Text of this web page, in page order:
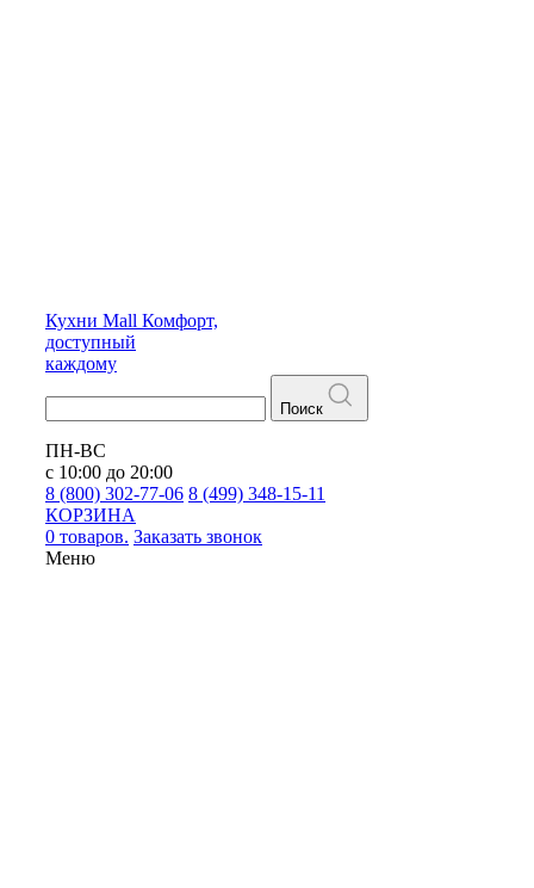
Кухни Mall Комфорт,
доступный
каждому
Поиск
ПН-ВС
с 10:00 до 20:00
8 (800) 302-77-06 8 (499) 348-15-11
КОРЗИНА
0 товаров. Заказать звонок
Меню